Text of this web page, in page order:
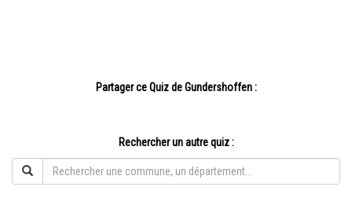
Partager ce Quiz de Gundershoffen :
Rechercher un autre quiz :